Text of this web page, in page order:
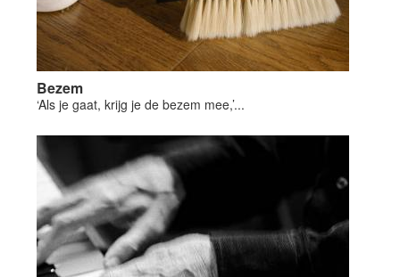
Bezem
‘Als je gaat, krijg je de bezem mee,’...